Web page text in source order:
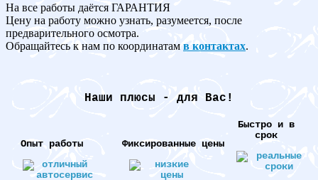
На все работы даётся ГАРАНТИЯ
Цену на работу можно узнать, разумеется, после
предварительного осмотра.
Обращайтесь к нам по координатам в контактах.
Наши плюсы - для Вас!
Опыт работы Фиксированные цены
Быстро и в
срок